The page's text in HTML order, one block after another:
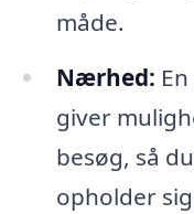
måde.
Nærhed:
giver
besøg, så
opholder